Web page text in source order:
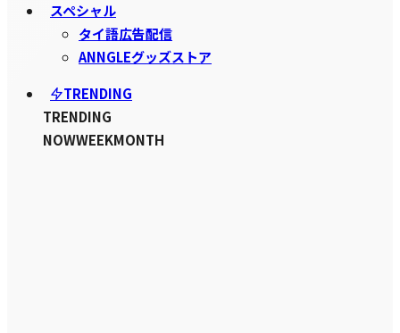
スペシャル
タイ語広告配信
ANNGLEグッズストア
TRENDING
TRENDING
NOWWEEKMONTH